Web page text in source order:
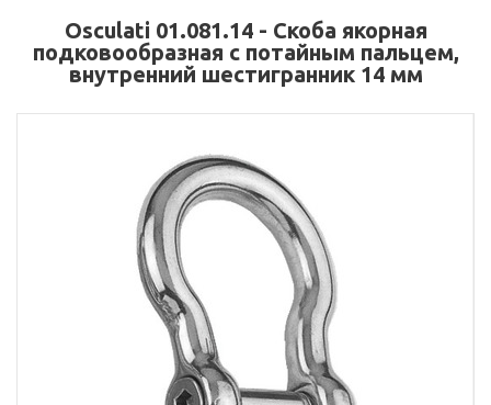
Osculati 01.081.14 - Скоба якорная
подковообразная с потайным пальцем,
внутренний шестигранник 14 мм